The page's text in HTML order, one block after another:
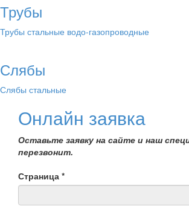
Трубы
Трубы стальные водо-газопроводные
Слябы
Слябы стальные
Онлайн заявка
Оставьте заявку на сайте и наш
перезвонит.
Страница *